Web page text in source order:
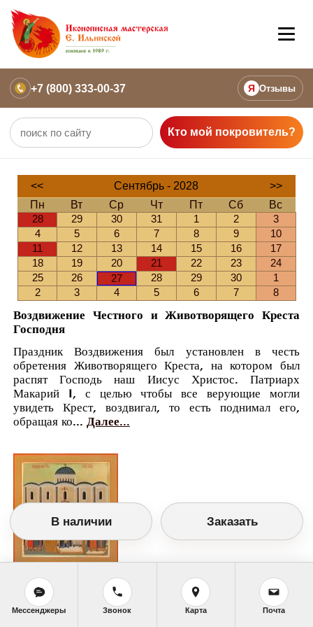
+7 (800) 333-00-37 Я Отзывы
Кто мой покровитель?
<< Сентябрь - 2028
>>
Пн
Вт Ср Чт Пт Сб
Вс
28
29 30 31 1 2
3
4
5 6 7 8 9
10
11
12 13 14 15 16
17
18
19 20 21 22 23
24
25
26 27 28 29 30
1
2
3 4 5 6 7 8
Воздвижение Честного и Животворящего Креста
Господня
Праздник Воздвижения был установлен в честь
обретения Животворящего Креста, на котором был
распят Господь наш Иисус Христос. Патриарх
Макарий I, с целью чтобы все верующие могли
увидеть Крест, воздвигал, то есть поднимал его,
обращая ко... Далее...
Православный календарь
<< Среда, 27 Сентября (14 Сентября по
старому стилю)>>
В наличии Заказать
Мессенджеры Звонок Карта Почта